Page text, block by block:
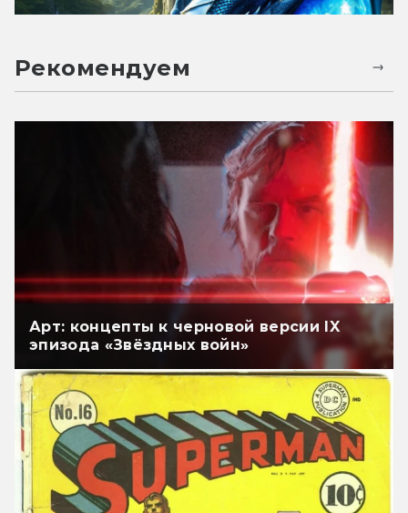
Рекомендуем
Арт: концепты к черновой версии IX
эпизода «Звёздных войн»